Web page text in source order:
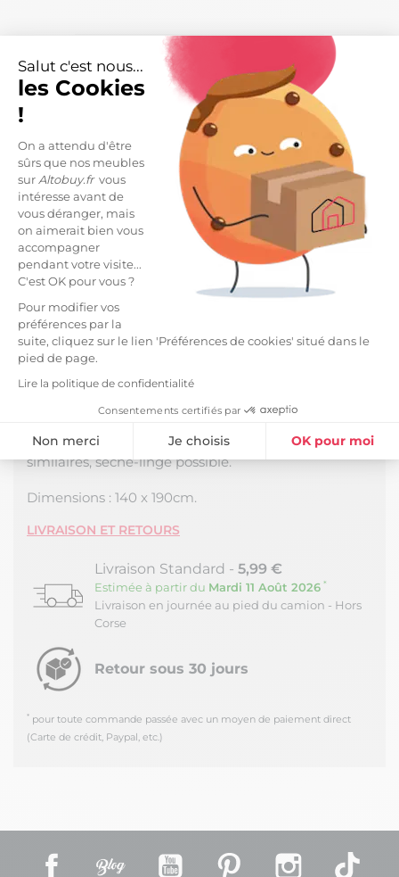
Salut c'est nous...
les Cookies
!
On a attendu d'être
sûrs que nos meubles
sur Altobuy.frvous
intéresse avant de
vous déranger, mais
on aimerait bien vous
accompagner
pendant votre visite...
C'est OK pour vous ?
Pour modifier vos
préférences par la
suite, cliquez sur le lien 'Préférences de cookies' situé dans le
pied de page.
Lire la politique de confidentialité
Consentements certifiés par
Non merci Je choisis OK pour moi
Axeptio consent
Plateforme de Gestion du Consentement : Personnalisez vos
Notre plateforme vous permet d'adapter et de gérer vos
Caractéristiques
Livraisons et retours arrow_drop_down
DESCRIPTION
Drap Housse 140x190cm Gaze de Coton Eucalyptus
de la gamme Ourea.
Un linge respectueux de votre corps, agréable et
douillet qui créera une ambiance chaleureuse dans
votre chambre.
Une conception en double gaze de coton, légère,
fluide et confortable. Une matière qui gagne en
souplesse et en douceur au fil des lavages.
Fabrication 100% Coton, densité 125 g/m2. Hauteur
Entretien facile : Lavage à 40°C avec couleurs
similaires, sèche-linge possible.
Dimensions : 140 x 190cm.
LIVRAISON ET RETOURS
Livraison Standard - 5,99 €
Estimée à partir du Mardi 11 Août 2026 *
Livraison en journée au pied du camion - Hors
Corse
Retour sous 30 jours
* pour toute commande passée avec un moyen de paiement direct
(Carte de crédit, Paypal, etc.)
Facebook YouTube Pinterest Instagram